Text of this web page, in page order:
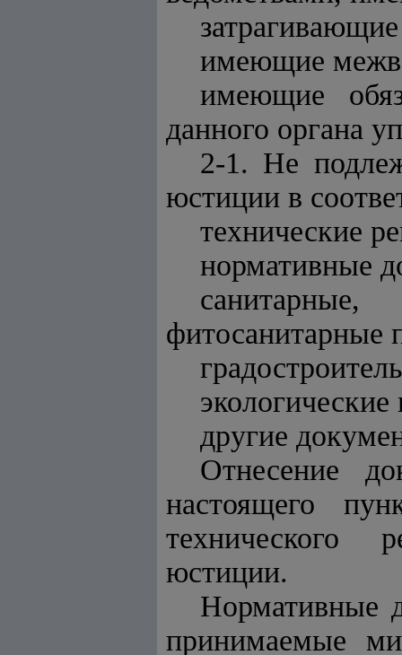
имеющие
имеющие
данного органа
2-1. Не
юстиции в
технические
нормативные
фитосанитарные
другие
Отнесение
настоящего
технического
юстиции.
Нормативные
принимаемые